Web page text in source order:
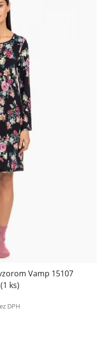
Vamp 15107
(1 ks)
DPH